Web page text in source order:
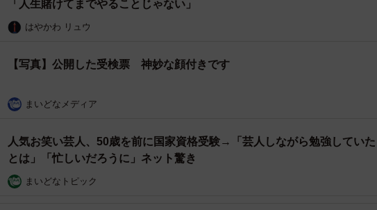
「人生賭けてまでやることじゃない」
はやかわ リュウ
【写真】公開した受検票 神妙な顔付きです
まいどなメディア
人気お笑い芸人、50歳を前に国家資格受験→「芸人しながら勉強していた
とは」「忙しいだろうに」ネット驚き
まいどなトピック